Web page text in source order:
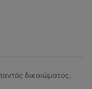
δικαιώματος.